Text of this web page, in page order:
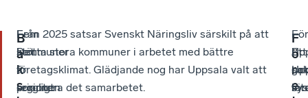
B
a
k
s
Fem
kommuner
i
regionen
–
Det
är
sorgligt
Från 2025 satsar Svenskt Näringsliv särskilt på att
stötta stora kommuner i arbetet med bättre
företagsklimat. Glädjande nog har Uppsala valt att
prioritera det samarbetet.
–
F
ö
r
e
i
–
Ett